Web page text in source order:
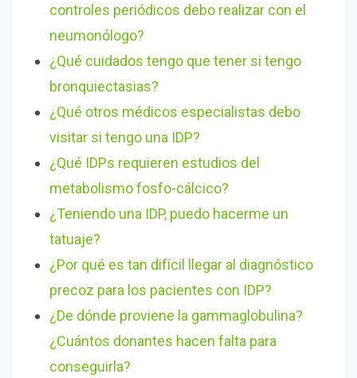
controles periódicos debo realizar con el
neumonólogo?
¿Qué cuidados tengo que tener si tengo
bronquiectasias?
¿Qué otros médicos especialistas debo
visitar si tengo una IDP?
¿Qué IDPs requieren estudios del
metabolismo fosfo-cálcico?
¿Teniendo una IDP, puedo hacerme un
tatuaje?
¿Por qué es tan difícil llegar al diagnóstico
precoz para los pacientes con IDP?
¿De dónde proviene la gammaglobulina?
¿Cuántos donantes hacen falta para
conseguirla?